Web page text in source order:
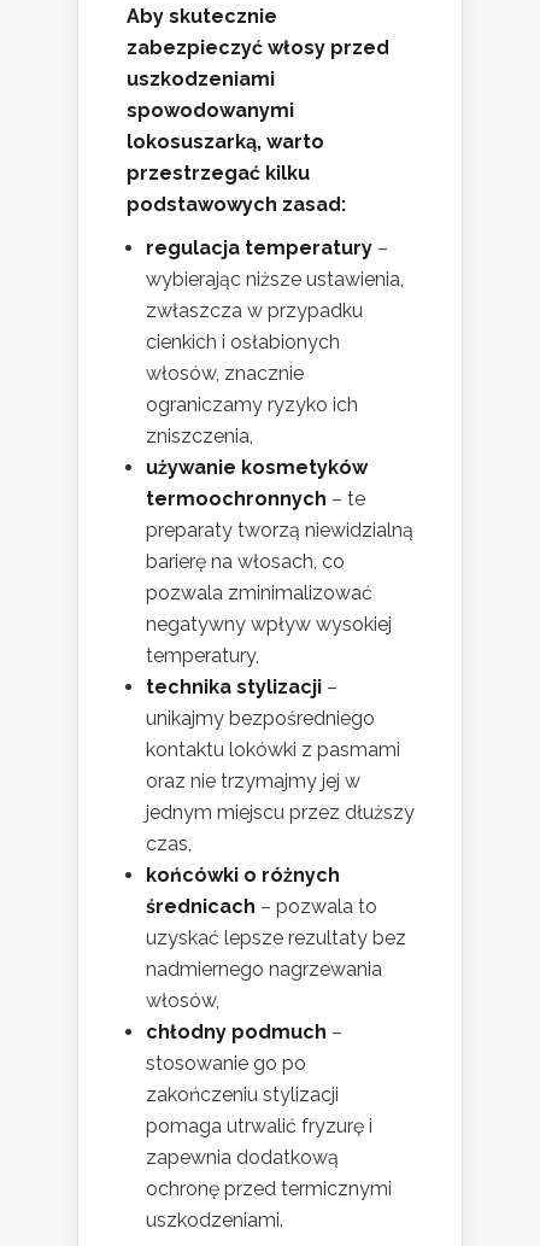
Aby skutecznie
zabezpieczyć włosy przed
uszkodzeniami
spowodowanymi
lokosuszarką, warto
przestrzegać kilku
podstawowych zasad:
regulacja temperatury –
wybierając niższe ustawienia,
zwłaszcza w przypadku
cienkich i osłabionych
włosów, znacznie
ograniczamy ryzyko ich
zniszczenia,
używanie kosmetyków
termoochronnych – te
preparaty tworzą niewidzialną
barierę na włosach, co
pozwala zminimalizować
negatywny wpływ wysokiej
temperatury,
technika stylizacji –
unikajmy bezpośredniego
kontaktu lokówki z pasmami
oraz nie trzymajmy jej w
jednym miejscu przez dłuższy
czas,
końcówki o różnych
średnicach – pozwala to
uzyskać lepsze rezultaty bez
nadmiernego nagrzewania
włosów,
chłodny podmuch –
stosowanie go po
zakończeniu stylizacji
pomaga utrwalić fryzurę i
zapewnia dodatkową
ochronę przed termicznymi
uszkodzeniami.